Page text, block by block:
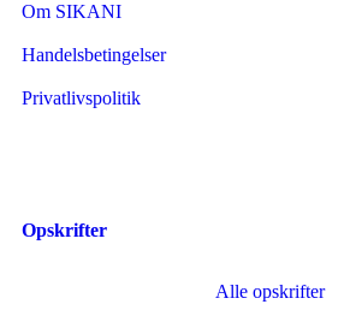
Om SIKANI
Handelsbetingelser
Privatlivspolitik
Opskrifter
Alle opskrifter